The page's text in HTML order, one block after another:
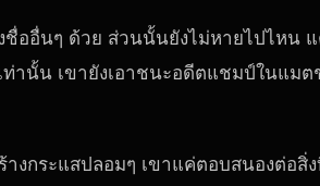
ชื่ออื่นๆ ด้วย ส่วนนั้นยังไม่หายไปไหน
ท่านั้น เขายังเอาชนะอดีตแชมป์ในแมต
งกระแสปลอมๆ เขาแค่ตอบสนองต่อสิ่